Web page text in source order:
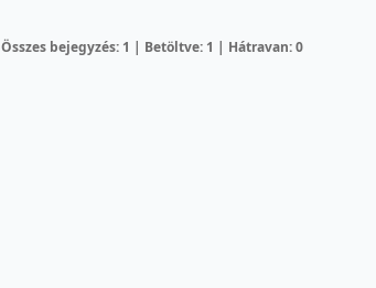
Összes bejegyzés: 1 | Betöltve: 1 | Hátravan: 0